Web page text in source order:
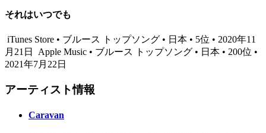
それはいつでも
iTunes Store • ブルース トップソング • 日本 • 5位 • 2020年11
月21日
Apple Music • ブルース トップソング • 日本 • 200位 •
2021年7月22日
アーティスト情報
Caravan